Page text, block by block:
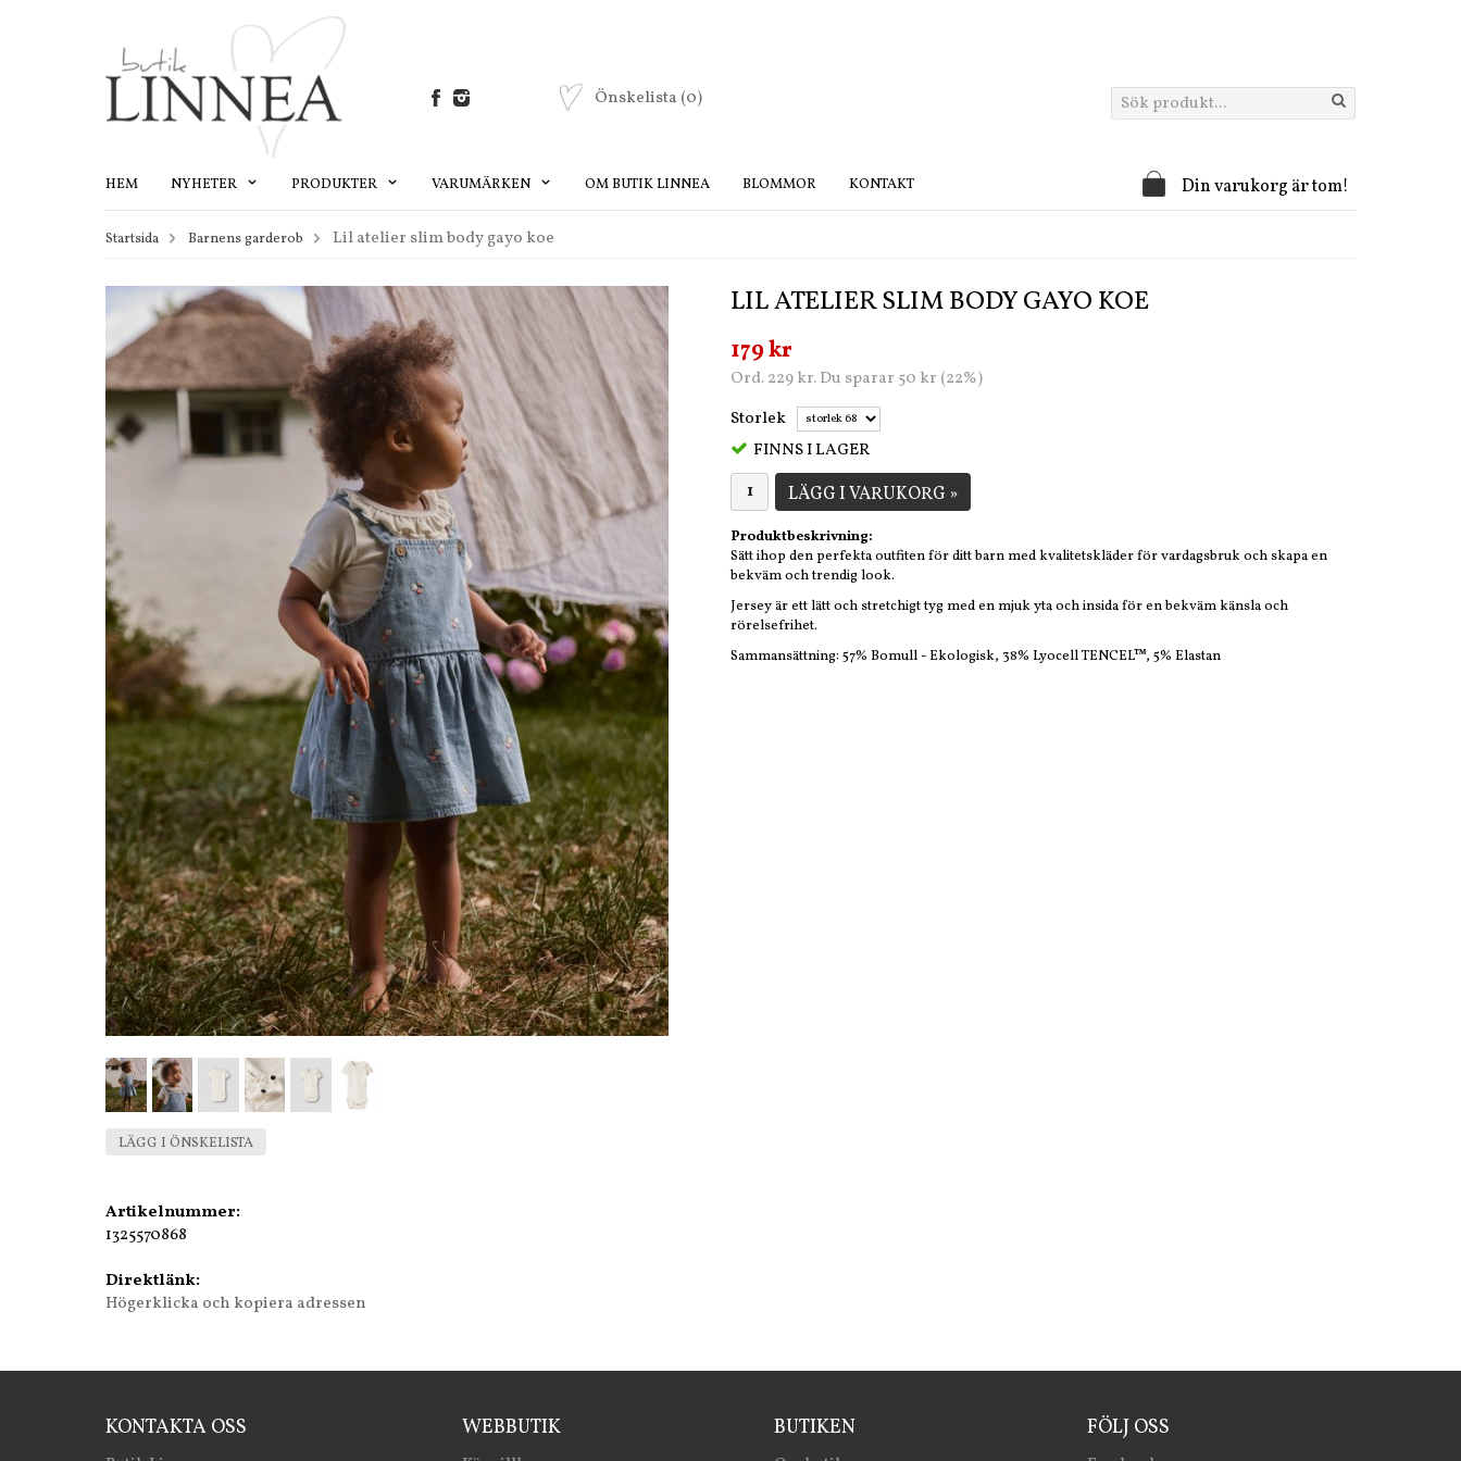
Önskelista (0)
HEM NYHETER PRODUKTER VARUMÄRKEN OM BUTIK LINNEA BLOMMOR KONTAKT Din varukorg är tom!
Startsida Barnens garderob Lil atelier slim body gayo koe
LIL ATELIER SLIM BODY GAYO KOE
179 kr
Ord. 229 kr. Du sparar 50 kr (22%)
Storlek
FINNS I LAGER
LÄGG I VARUKORG »
Produktbeskrivning:
Sätt ihop den perfekta outfiten för ditt barn med kvalitetskläder för vardagsbruk och skapa en
bekväm och trendig look.
Jersey är ett lätt och stretchigt tyg med en mjuk yta och insida för en bekväm känsla och
rörelsefrihet.
Sammansättning: 57% Bomull - Ekologisk, 38% Lyocell TENCEL™, 5% Elastan
LÄGG I ÖNSKELISTA
Artikelnummer:
1325570868
Direktlänk:
Högerklicka och kopiera adressen
KONTAKTA OSS WEBBUTIK BUTIKEN FÖLJ OSS